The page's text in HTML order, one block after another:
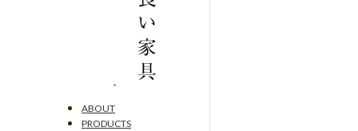
ABOUT
PRODUCTS